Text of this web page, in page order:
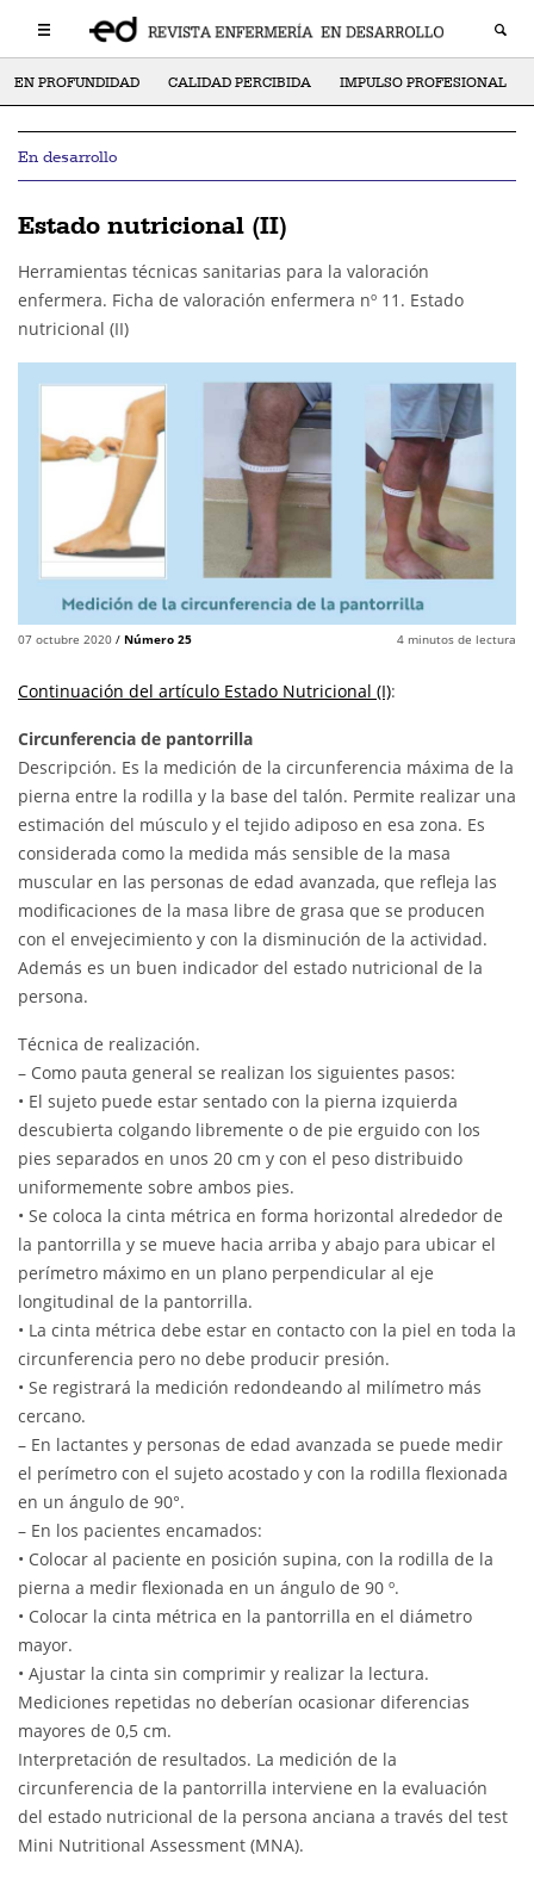
EN PROFUNDIDAD CALIDAD PERCIBIDA IMPULSO PROFESIONAL
En desarrollo
Estado nutricional (II)
Herramientas técnicas sanitarias para la valoración
enfermera. Ficha de valoración enfermera nº 11. Estado
nutricional (II)
07 octubre 2020 / Número 25 4 minutos de lectura
Continuación del artículo Estado Nutricional (I):
Circunferencia de pantorrilla
Descripción. Es la medición de la circunferencia máxima de la
pierna entre la rodilla y la base del talón. Permite realizar una
estimación del músculo y el tejido adiposo en esa zona. Es
considerada como la medida más sensible de la masa
muscular en las personas de edad avanzada, que refleja las
modificaciones de la masa libre de grasa que se producen
con el envejecimiento y con la disminución de la actividad.
Además es un buen indicador del estado nutricional de la
persona.
Técnica de realización.
– Como pauta general se realizan los siguientes pasos:
• El sujeto puede estar sentado con la pierna izquierda
descubierta colgando libremente o de pie erguido con los
pies separados en unos 20 cm y con el peso distribuido
uniformemente sobre ambos pies.
• Se coloca la cinta métrica en forma horizontal alrededor de
la pantorrilla y se mueve hacia arriba y abajo para ubicar el
perímetro máximo en un plano perpendicular al eje
longitudinal de la pantorrilla.
• La cinta métrica debe estar en contacto con la piel en toda la
circunferencia pero no debe producir presión.
• Se registrará la medición redondeando al milímetro más
cercano.
– En lactantes y personas de edad avanzada se puede medir
el perímetro con el sujeto acostado y con la rodilla flexionada
en un ángulo de 90°.
– En los pacientes encamados:
• Colocar al paciente en posición supina, con la rodilla de la
pierna a medir flexionada en un ángulo de 90 º.
• Colocar la cinta métrica en la pantorrilla en el diámetro
mayor.
• Ajustar la cinta sin comprimir y realizar la lectura.
Mediciones repetidas no deberían ocasionar diferencias
mayores de 0,5 cm.
Interpretación de resultados. La medición de la
circunferencia de la pantorrilla interviene en la evaluación
del estado nutricional de la persona anciana a través del test
Mini Nutritional Assessment (MNA).